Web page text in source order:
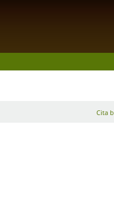
Cita